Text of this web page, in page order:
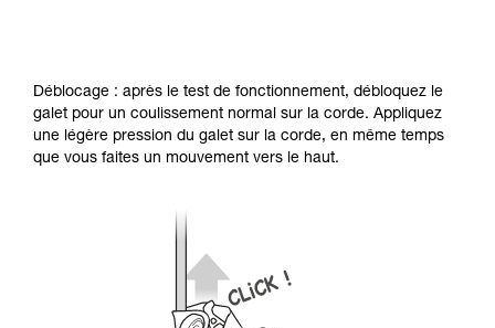
Déblocage : après le test de fonctionnement, débloquez le
galet pour un coulissement normal sur la corde. Appliquez
une légère pression du galet sur la corde, en même temps
que vous faites un mouvement vers le haut.